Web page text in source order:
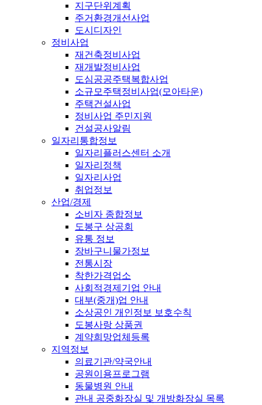
지구단위계획
주거환경개선사업
도시디자인
정비사업
재건축정비사업
재개발정비사업
도심공공주택복합사업
소규모주택정비사업(모아타운)
주택건설사업
정비사업 주민지원
건설공사알림
일자리통합정보
일자리플러스센터 소개
일자리정책
일자리사업
취업정보
산업/경제
소비자 종합정보
도봉구 상공회
유통 정보
장바구니물가정보
전통시장
착한가격업소
사회적경제기업 안내
대부(중개)업 안내
소상공인 개인정보 보호수칙
도봉사랑 상품권
계약희망업체등록
지역정보
의료기관/약국안내
공원이용프로그램
동물병원 안내
관내 공중화장실 및 개방화장실 목록